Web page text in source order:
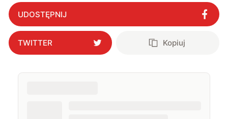
UDOSTĘPNIJ
TWITTER Kopiuj